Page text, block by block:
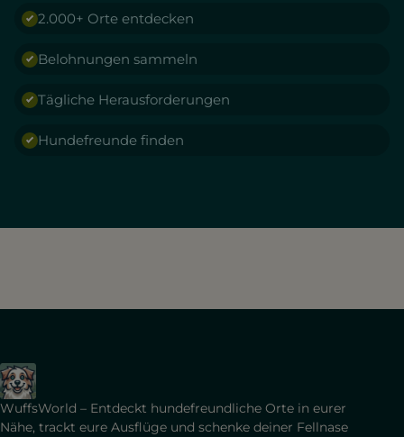
2.000+ Orte entdecken
Belohnungen sammeln
Tägliche Herausforderungen
Hundefreunde finden
WuffsWorld – Entdeckt hundefreundliche Orte in eurer
Nähe, trackt eure Ausflüge und schenke deiner Fellnase